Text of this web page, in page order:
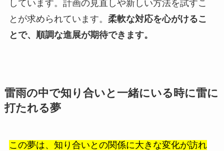
しています。計画の見直しや新しい方法を試すこ
とが求められています。 柔軟な対応を心がけるこ
とで、順調な進展が期待できます。
雷雨の中で知り合いと一緒にいる時に雷に
打たれる夢
この夢は、知り合いとの関係に大きな変化が訪れ